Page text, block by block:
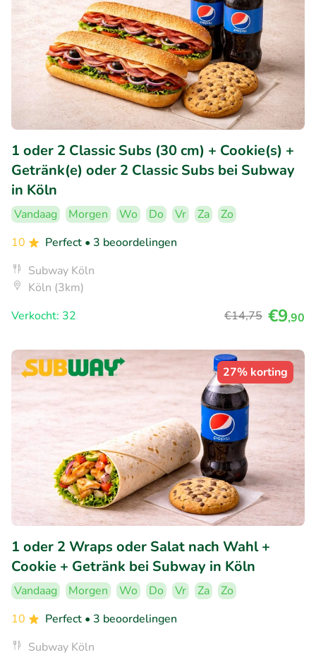
1 oder 2 Classic Subs (30 cm) + Cookie(s) +
Getränk(e) oder 2 Classic Subs bei Subway
in Köln
Vandaag Morgen Wo Do Vr Za
Zo
10
Perfect • 3 beoordelingen
Subway Köln
Köln (3km)
Verkocht: 32
€14,75 €9,90
27% korting
1 oder 2 Wraps oder Salat nach Wahl +
Cookie + Getränk bei Subway in Köln
Vandaag Morgen Wo Do Vr Za
Zo
10
Perfect • 3 beoordelingen
Subway Köln